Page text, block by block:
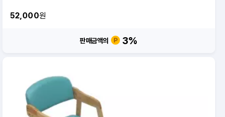
52,000원
판매금액의 3%